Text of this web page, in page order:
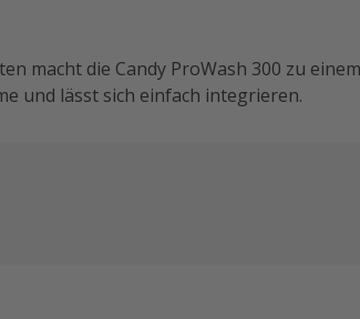
macht die Candy ProWash 300 zu
und lässt sich einfach integrieren.